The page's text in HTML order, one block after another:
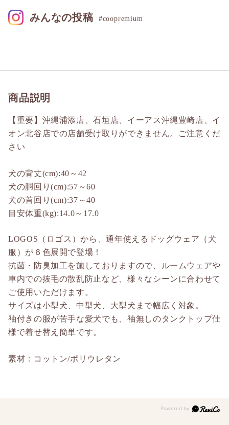
商品説明
【重要】沖縄浦添店、石垣店、イーアス沖縄豊崎店、イ
オン北谷店での店舗受け取りができません。ご注意くだ
さい
犬の背丈(cm):40～42
犬の胴回り(cm):57～60
犬の首回り(cm):37～40
目安体重(kg):14.0～17.0
LOGOS（ロゴス）から、通年使えるドッグウェア（犬
服）が６色展開で登場！
抗菌・防臭加工を施しておりますので、ルームウェアや
車内での抜毛の散乱防止など、様々なシーンに合わせて
ご使用いただけます。
サイズは小型犬、中型犬、大型犬まで幅広く対象。
袖付きの服が苦手な愛犬でも、袖無しのタンクトップ仕
様で着せ替え簡単です。
素材：コットン/ポリウレタン
みんなの投稿 #coopremium